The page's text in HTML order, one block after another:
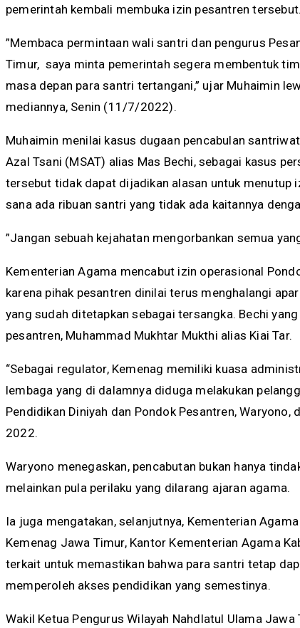
pemerintah kembali membuka izin pesantren tersebut.
”Membaca permintaan wali santri dan pengurus
Timur, saya minta pemerintah segera membentuk
masa depan para santri tertangani,” ujar Muhaimin
mediannya, Senin (11/7/2022).
Muhaimin menilai kasus dugaan pencabulan
Azal Tsani (MSAT) alias Mas Bechi, sebagai kasus
tersebut tidak dapat dijadikan alasan untuk menutup
sana ada ribuan santri yang tidak ada kaitannya
”Jangan sebuah kejahatan mengorbankan semua
Kementerian Agama mencabut izin operasional
karena pihak pesantren dinilai terus menghalangi
yang sudah ditetapkan sebagai tersangka. Bechi
pesantren, Muhammad Mukhtar Mukthi alias Kiai Tar.
“Sebagai regulator, Kemenag memiliki kuasa
lembaga yang di dalamnya diduga melakukan
Pendidikan Diniyah dan Pondok Pesantren,
2022.
Waryono menegaskan, pencabutan bukan hanya
melainkan pula perilaku yang dilarang ajaran agama.
Ia juga mengatakan, selanjutnya, Kementerian
Kemenag Jawa Timur, Kantor Kementerian Agama
terkait untuk memastikan bahwa para santri tetap
memperoleh akses pendidikan yang semestinya.
Wakil Ketua Pengurus Wilayah Nahdlatul Ulama